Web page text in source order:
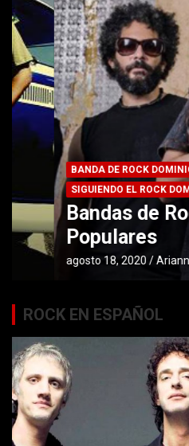
BANDA DE ROCK DOMINICANO
SIGUIENDO EL ROCK
Bandas de Rock
Populares
agosto 18, 2020 Arianna
ROCK EN ESPAÑOL